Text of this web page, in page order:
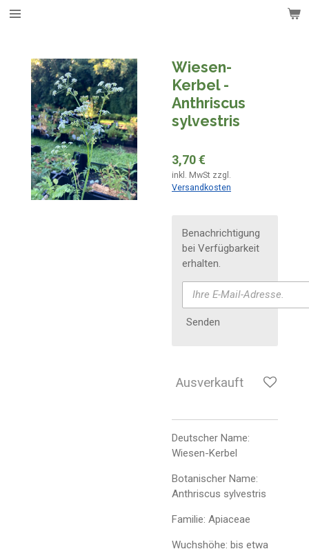
Zum
Wiesen-
Kerbel -
Anthriscus
sylvestris
3,70 €
inkl. MwSt zzgl.
Versandkosten
Benachrichtigung
bei Verfügbarkeit
erhalten.
Senden
Ausverkauft
Deutscher Name:
Wiesen-Kerbel
Botanischer Name:
Anthriscus sylvestris
Familie: Apiaceae
Wuchshöhe: bis etwa